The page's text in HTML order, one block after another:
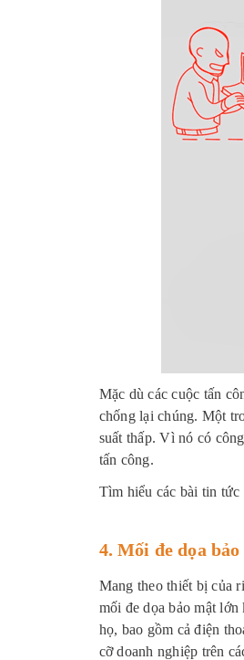
Mặc dù các cuộc tấn
chống lại chúng. Một
suất thấp. Vì nó có
tấn công.
Tìm hiểu các bài tin tức
4. Mối đe dọa
Mang theo thiết bị của
mối đe dọa bảo mật
họ, bao gồm cả điện
cỡ doanh nghiệp trên